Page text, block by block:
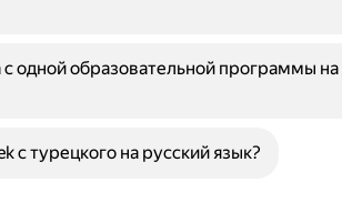
одной образовательной программы
с турецкого на русский язык?